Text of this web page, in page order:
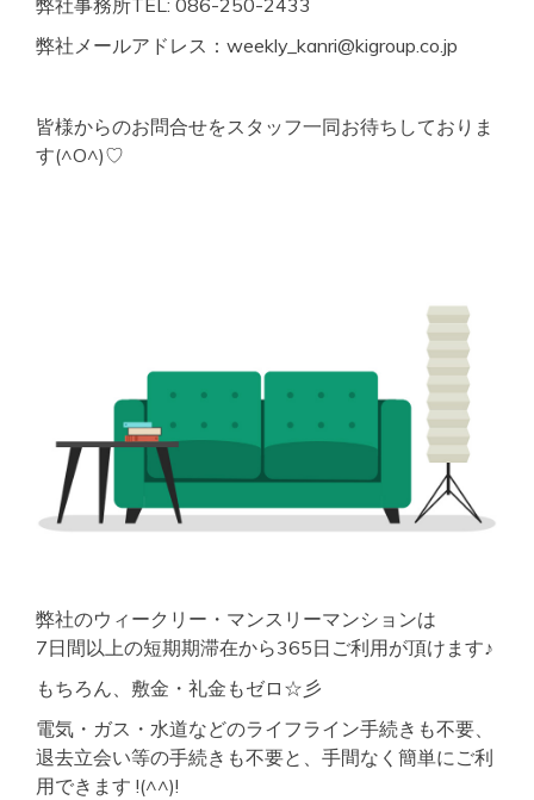
弊社事務所TEL: 086-250-2433
弊社メールアドレス：weekly_kanri@kigroup.co.jp
皆様からのお問合せをスタッフ一同お待ちしておりま
す(^O^)♡
弊社のウィークリー・マンスリーマンションは
7日間以上の短期期滞在から365日ご利用が頂けます♪
もちろん、敷金・礼金もゼロ☆彡
電気・ガス・水道などのライフライン手続きも不要、
退去立会い等の手続きも不要と、手間なく簡単にご利
用できます !(^^)!